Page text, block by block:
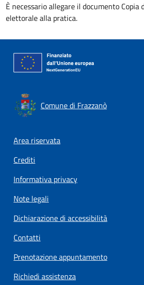
È necessario allegare il documento Copia
elettorale alla pratica.
Comune di Frazzanò
Footer menu
Area riservata
Crediti
Informativa privacy
Note legali
Dichiarazione di accessibilità
Contatti
Prenotazione appuntamento
Richiedi assistenza